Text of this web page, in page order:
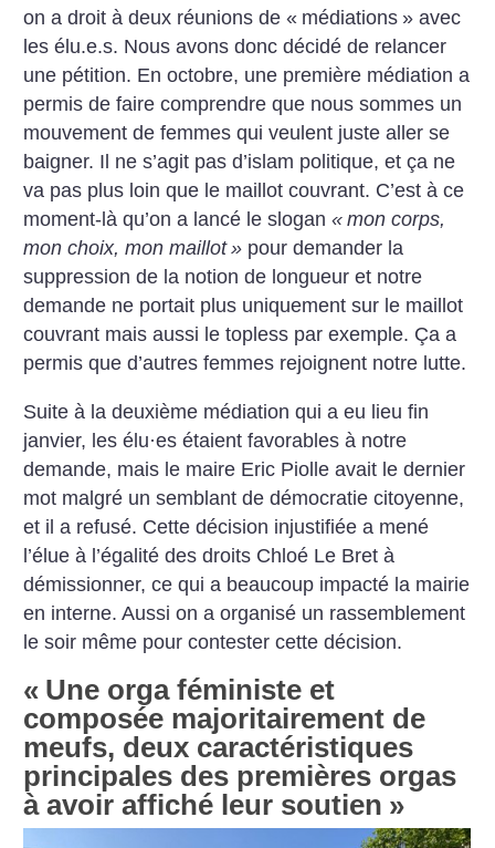
on a droit à deux réunions de « médiations » avec
les élu.e.s. Nous avons donc décidé de relancer
une pétition. En octobre, une première médiation a
permis de faire comprendre que nous sommes un
mouvement de femmes qui veulent juste aller se
baigner. Il ne s’agit pas d’islam politique, et ça ne
va pas plus loin que le maillot couvrant. C’est à ce
moment-là qu’on a lancé le slogan« mon corps,
mon choix, mon maillot » pour demander la
suppression de la notion de longueur et notre
demande ne portait plus uniquement sur le maillot
couvrant mais aussi le topless par exemple. Ça a
permis que d’autres femmes rejoignent notre lutte.
Suite à la deuxième médiation qui a eu lieu fin
janvier, les élu·es étaient favorables à notre
demande, mais le maire Eric Piolle avait le dernier
mot malgré un semblant de démocratie citoyenne,
et il a refusé. Cette décision injustifiée a mené
l’élue à l’égalité des droits Chloé Le Bret à
démissionner, ce qui a beaucoup impacté la mairie
en interne. Aussi on a organisé un rassemblement
le soir même pour contester cette décision.
« Une orga féministe et
composée majoritairement de
meufs, deux caractéristiques
principales des premières orgas
à avoir affiché leur soutien »